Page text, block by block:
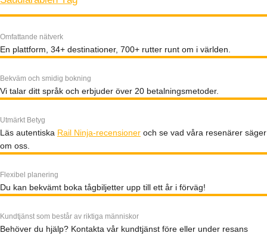
Omfattande nätverk
En plattform, 34+ destinationer, 700+ rutter runt om i världen.
Bekväm och smidig bokning
Vi talar ditt språk och erbjuder över 20 betalningsmetoder.
Utmärkt Betyg
Läs autentiska Rail Ninja-recensioner och se vad våra resenärer säger
om oss.
Flexibel planering
Du kan bekvämt boka tågbiljetter upp till ett år i förväg!
Kundtjänst som består av riktiga människor
Behöver du hjälp? Kontakta vår kundtjänst före eller under resans